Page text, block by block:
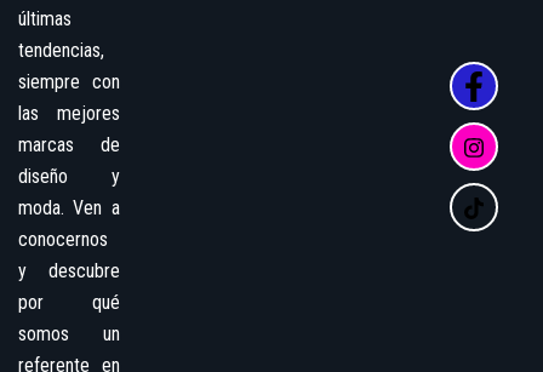
últimas
tendencias,
siempre con
las mejores
marcas de
diseño y
moda. Ven a
conocernos
y descubre
por qué
somos un
referente en